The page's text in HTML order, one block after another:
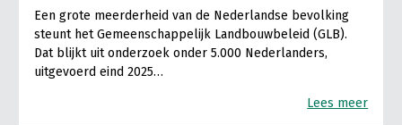
Een grote meerderheid van de Nederlandse bevolking
steunt het Gemeenschappelijk Landbouwbeleid (GLB).
Dat blijkt uit onderzoek onder 5.000 Nederlanders,
uitgevoerd eind 2025…
Lees meer